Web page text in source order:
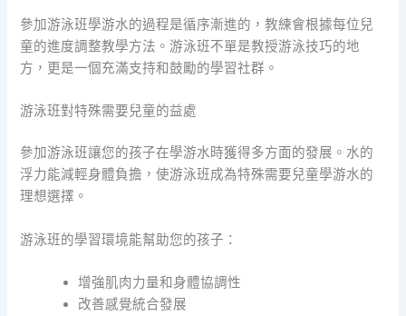
參加游泳班學游水的過程是循序漸進的，教練會根據每位兒
童的進度調整教學方法。游泳班不單是教授游泳技巧的地
方，更是一個充滿支持和鼓勵的學習社群。
游泳班對特殊需要兒童的益處
參加游泳班讓您的孩子在學游水時獲得多方面的發展。水的
浮力能減輕身體負擔，使游泳班成為特殊需要兒童學游水的
理想選擇。
游泳班的學習環境能幫助您的孩子：
增強肌肉力量和身體協調性
改善感覺統合發展